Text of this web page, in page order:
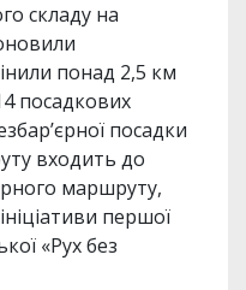
складу на
понад 2,5 км
посадкових
посадки
входить до
маршруту,
першої
«Рух без